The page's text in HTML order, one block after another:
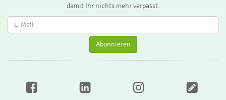
damit Ihr nichts mehr verpasst.
Abonnieren